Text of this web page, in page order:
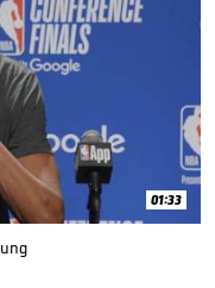
01:33